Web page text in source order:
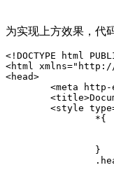
为实现上方效果，代
<! DOCTYPE html
<html xmlns=" http://
<head>
<meta http-
<title>
<style type
*{
}